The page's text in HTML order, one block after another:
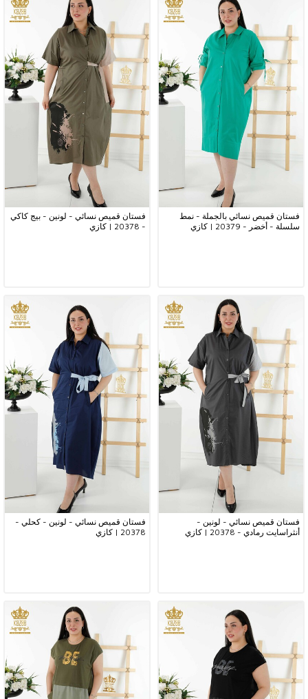
فستان قميص نسائي بالجملة - نمط
سلسلة - أخضر - 20379 | كازي
فستان قميص نسائي - لونين - بيج كاكي
- 20378 | كازي
فستان قميص نسائي - لونين -
أنثراسايت رمادي - 20378 | كازي
فستان قميص نسائي - لونين - كحلي -
20378 | كازي